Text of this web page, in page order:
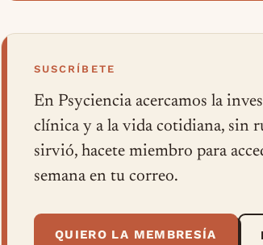
SUSCRÍBETE
En Psyciencia acercamos la
clínica y a la vida cotidiana, sin
sirvió, hacete miembro para
semana en tu correo.
QUIERO LA MEMBRESÍA